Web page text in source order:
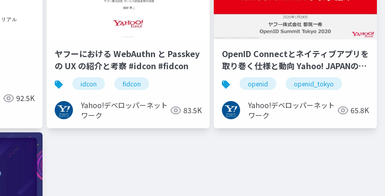
92.5K
ヤフーにおける WebAuthn と Passkey
の UX の紹介と考察 #idcon #fidcon
idcon fidcon
Yahoo!デベロッパーネット
ワーク
83.5K
OpenID Connectとネイティブアプリを
取り巻く仕様と動向 Yahoo! JAPANの取
り組み #openid #openid_tokyo
openid openid_tokyo
Yahoo!デベロッパーネット
ワーク
65.8K